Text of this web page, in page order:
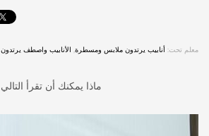
معلم تحت: أنابيب يرتدون ملابس ومسطرة, الأنابيب واصطف يرتدون
ماذا يمكنك أن تقرأ التالي